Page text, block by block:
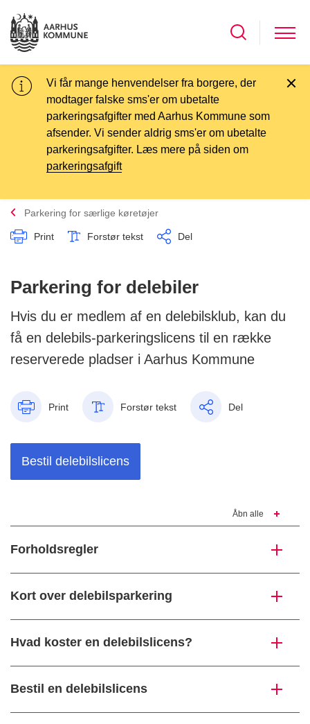
Vi får mange henvendelser fra borgere, der
modtager falske sms'er om ubetalte
parkeringsafgifter med Aarhus Kommune som
afsender. Vi sender aldrig sms'er om ubetalte
parkeringsafgifter. Læs mere på siden om
parkeringsafgift
Parkering for særlige køretøjer
Print Forstør tekst Del
Parkering for delebiler
Hvis du er medlem af en delebilsklub, kan du
få en delebils-parkeringslicens til en række
reserverede pladser i Aarhus Kommune
Print Forstør tekst Del
Bestil delebilslicens
Åbn alle
Forholdsregler
Kort over delebilsparkering
Hvad koster en delebilslicens?
Bestil en delebilslicens